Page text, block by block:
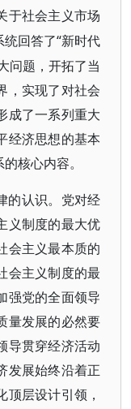
于社会主义市场
统回答了“新时代
问题，开拓了当
，实现了对社会
成了一系列重大
经济思想的基本
核心内容。
的认识。党对经
义制度的最大优
会主义最本质的
会主义制度的最
强党的全面领导
量发展的必然要
导贯穿经济活动
发展始终沿着正
顶层设计引领，